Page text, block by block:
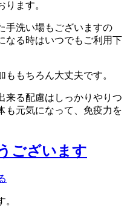
ます。
手洗い場もございますの
なる時はいつでもご利用下
もちろん大丈夫です。
来る配慮はしっかりやりつ
も元気になって、免疫力を
ございます